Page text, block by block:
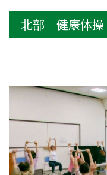
北部 健康体操